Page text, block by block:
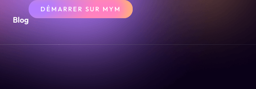
Blog
DÉMARRER SUR MYM